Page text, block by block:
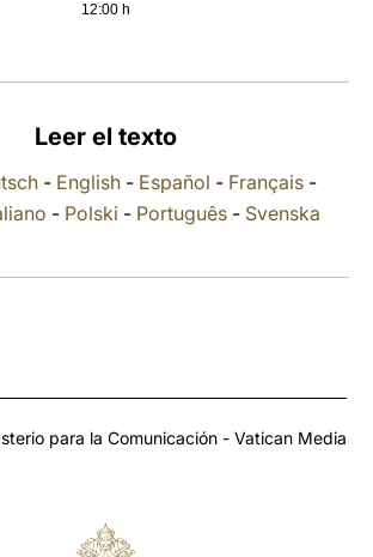
12:00 h
Leer el texto
- English- Español - Français-
- Polski - Português - Svenska
para la Comunicación - Vatican Media